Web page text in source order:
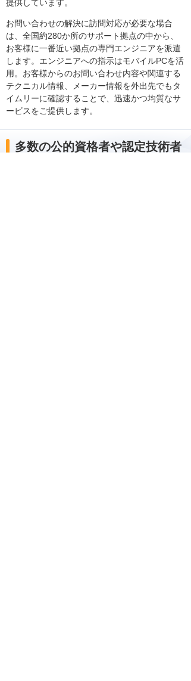
提供しています。
お問い合わせの解決に訪問対応が必要な場合
は、全国約280か所のサポート拠点の中から、
お客様に一番近い拠点の専門エンジニアを派遣
します。エンジニアへの指示はモバイルPCを活
用。お客様からのお問い合わせ内容や関連する
テクニカル情報、メーカー情報を外出先でもタ
イムリーに確認することで、迅速かつ均質なサ
ービスをご提供します。
多数の公的資格者や認定技術者